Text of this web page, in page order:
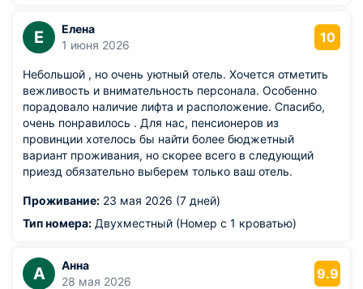
Е
Елена
1 июня 2026
10
Небольшой , но очень уютный отель. Хочется отметить
вежливость и внимательность персонала. Особенно
порадовало наличие лифта и расположение. Спасибо,
очень понравилось . Для нас, пенсионеров из
провинции хотелось бы найти более бюджетный
вариант проживания, но скорее всего в следующий
приезд обязательно выберем только ваш отель.
Проживание: 23 мая 2026 (7 дней)
Тип номера: Двухместный (Номер с 1 кроватью)
А
Анна
28 мая 2026
9.9